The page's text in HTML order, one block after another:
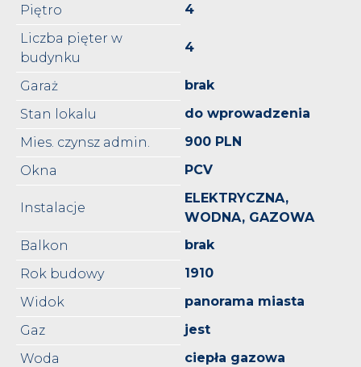
Piętro
4
Liczba pięter w
budynku
4
Garaż
brak
Stan lokalu
do wprowadzenia
Mies. czynsz admin.
900 PLN
Okna
PCV
Instalacje
ELEKTRYCZNA,
WODNA, GAZOWA
Balkon
brak
Rok budowy
1910
Widok
panorama miasta
Gaz
jest
Woda
ciepła gazowa